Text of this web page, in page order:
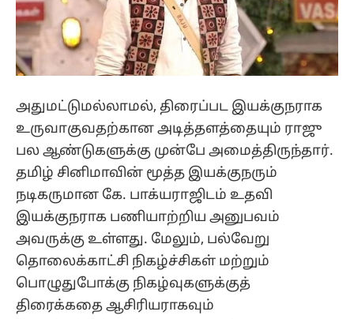
அதுமட்டுமல்லாமல், திரைப்பட இயக்குநராக
உருவாகுவதற்கான அடித்தளத்தையும் ராஜு
பல ஆண்டுகளுக்கு முன்பே அமைத்திருந்தார்.
தமிழ் சினிமாவின் மூத்த இயக்குநரும்
நடிகருமான கே. பாக்யராஜிடம் உதவி
இயக்குநராக பணியாற்றிய அனுபவம்
அவருக்கு உள்ளது. மேலும், பல்வேறு
தொலைக்காட்சி நிகழ்ச்சிகள் மற்றும்
பொழுதுபோக்கு நிகழ்வுகளுக்குத்
திரைக்கதை ஆசிரியராகவும்